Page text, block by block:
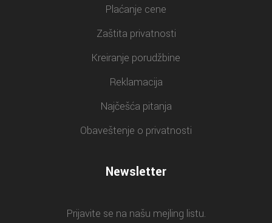
Plaćanje cene
Zaštita privatnosti
Kreiranje porudžbine
Reklamacija
Najčešća pitanja
Obaveštenje o privatnosti
Newsletter
Prijavite se na našu mejling listu.